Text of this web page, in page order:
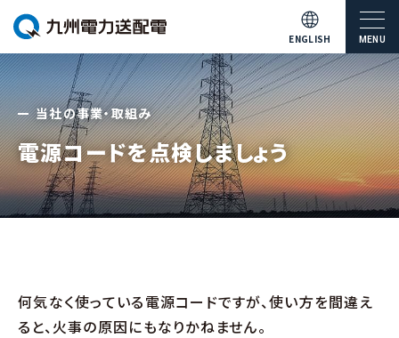
ENGLISH MENU
当社の事業・取組み
電源コードを点検しましょう
何気なく使っている電源コードですが、使い方を間違え
ると、火事の原因にもなりかねません。